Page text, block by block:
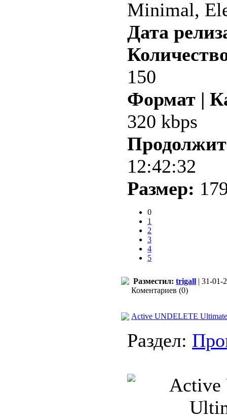
Minimal,
Дата
150
Формат |
320 kbps
12:42:32
Размер:
0
1
2
3
4
5
Разместил: trigall | 31-01-
Коментариев (0)
Active UNDELETE
Раздел: